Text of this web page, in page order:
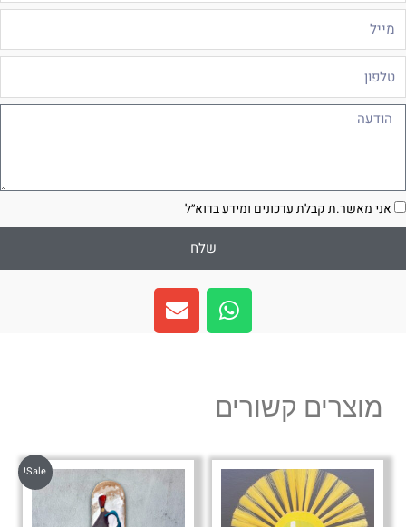
אני מאשר.ת קבלת עדכונים ומידע בדוא״ל
שלח
W
h
a
a
p
E
n
v
e
מוצרים קשורים
Sale!